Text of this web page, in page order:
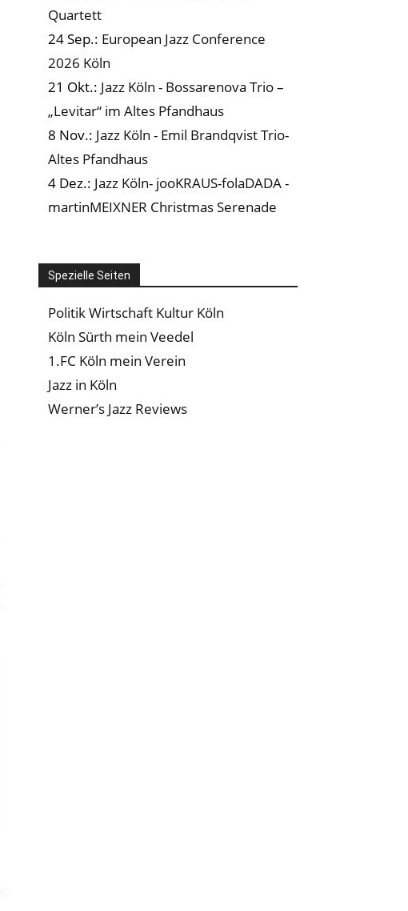
Quartett
24 Sep.: European Jazz Conference
2026 Köln
21 Okt.: Jazz Köln - Bossarenova Trio –
„Levitar“ im Altes Pfandhaus
8 Nov.: Jazz Köln - Emil Brandqvist Trio-
Altes Pfandhaus
4 Dez.: Jazz Köln- jooKRAUS-folaDADA -
martinMEIXNER Christmas Serenade
Spezielle Seiten
Politik Wirtschaft Kultur Köln
Köln Sürth mein Veedel
1.FC Köln mein Verein
Jazz in Köln
Werner’s Jazz Reviews